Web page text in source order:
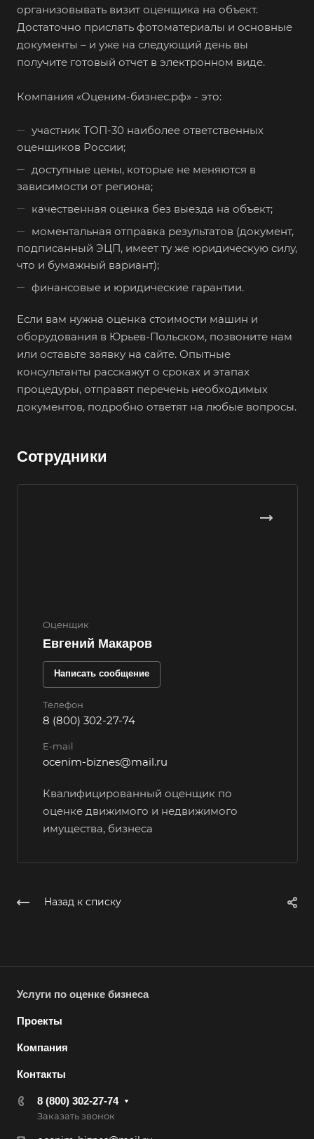
организовывать визит оценщика на объект.
Достаточно прислать фотоматериалы и основные
документы – и уже на следующий день вы
получите готовый отчет в электронном виде.
Компания «Оценим-бизнес.рф» - это:
участник ТОП-30 наиболее ответственных
оценщиков России;
доступные цены, которые не меняются в
зависимости от региона;
качественная оценка без выезда на объект;
моментальная отправка результатов (документ,
подписанный ЭЦП, имеет ту же юридическую силу,
что и бумажный вариант);
финансовые и юридические гарантии.
Если вам нужна оценка стоимости машин и
оборудования в Юрьев-Польском, позвоните нам
или оставьте заявку на сайте. Опытные
консультанты расскажут о сроках и этапах
процедуры, отправят перечень необходимых
документов, подробно ответят на любые вопросы.
Сотрудники
Оценщик
Евгений Макаров
Написать сообщение
Телефон
8 (800) 302-27-74
E-mail
ocenim-biznes@mail.ru
Квалифицированный оценщик по
оценке движимого и недвижимого
имущества, бизнеса
Назад к списку
Услуги по оценке бизнеса
Проекты
Компания
Контакты
8 (800) 302-27-74
Заказать звонок
Верещагино
Верхний Уфалей
Видное
Владикавказ
Владимир
Волгоград
Волгодонск
Волжск
Волжский
Волосово
Вольск
Воркута
Воронеж
Воткинск
Всеволожск
Гатчина
Геленджик
Георгиевск
Глазов
Горно-Алтайск
Городец
Грозный
Губаха
Губкинский
Гулькевичи
Дербент
Джанкой
Дзержинск
Дмитров